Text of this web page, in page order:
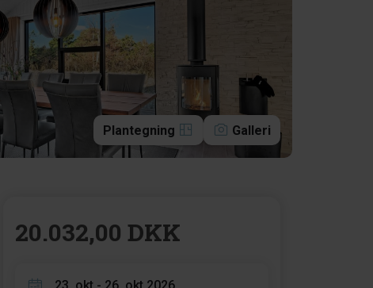
Plantegning Galleri
20.032,00 DKK
23. okt - 26. okt 2026